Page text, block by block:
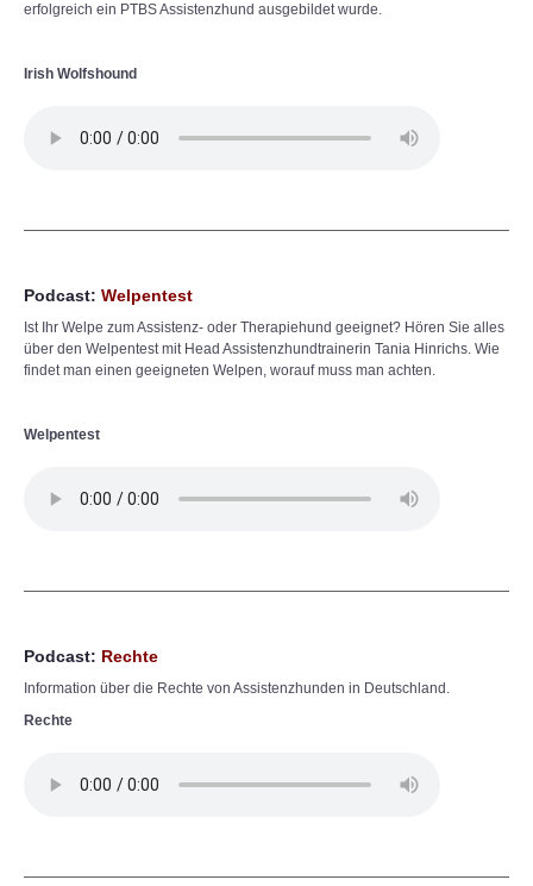
erfolgreich ein PTBS Assistenzhund ausgebildet wurde.
Irish Wolfshound
Podcast: Welpentest
Ist Ihr Welpe zum Assistenz- oder Therapiehund geeignet? Hören Sie alles
über den Welpentest mit Head Assistenzhundtrainerin Tania Hinrichs. Wie
findet man einen geeigneten Welpen, worauf muss man achten.
Welpentest
Podcast: Rechte
Information über die Rechte von Assistenzhunden in Deutschland.
Rechte